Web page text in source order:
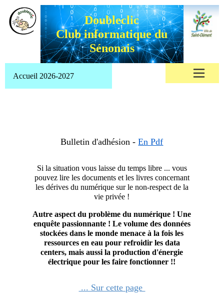
Doubleclic
Club informatique du
Sénonais
Accueil 2026-2027
Bulletin d'adhésion -En Pdf
Si la situation vous laisse du temps libre ... vous
pouvez lire les documents et les livres concernant
les dérives du numérique sur le non-respect de la
vie privée !
Autre aspect du problème du numérique ! Une
enquête passionnante ! Le volume des données
stockées dans le monde menace à la fois les
ressources en eau pour refroidir les data
centers, mais aussi la production d'énergie
électrique pour les faire fonctionner !!
... Sur cette page